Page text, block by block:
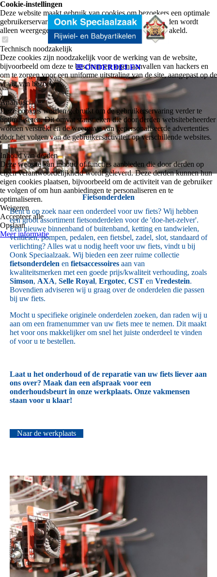
ONDERDELEN
nkel in
Wintersw
ijk
Fietsonderdelen
Bent u op zoek naar een onderdeel voor uw fiets? Wij hebben
een groot assortiment fietsonderdelen voor de 'doe-het-zelver'.
Een nieuwe binnenband of buitenband, ketting en tandwielen,
ventielen, pompen, pedalen, een fietsbel, zadel, slot, standaard of
verlichting? Alles wat u nodig heeft voor uw fiets, vindt u bij
Oonk Speciaalzaak. Wij bieden een zeer ruime collectie
fietsonderdelen en fietsaccessoires aan van
kwaliteitsmerken met een goede prijs/kwaliteit verhouding, zoals
Simson, AXA, Selle Royal, Ergotec, CST en Vredestein.
Bovendien adviseren wij u graag over de onderdelen die passen
bij uw fiets.
Mocht u specifieke originele onderdelen zoeken, dan raden wij u
aan om een framenummer van uw fiets mee te nemen. Dit maakt
het voor ons makkelijker om snel het juiste onderdeel te vinden
of voor u te bestellen.
Laat u het onderhoud of de reparatie van uw fiets liever aan
ons over? Maak dan een afspraak voor een
onderhoudsbeurt in onze werkplaats. Onze vakmensen
staan voor u klaar!
Naar de werkplaats
Cookie-instellingen
Deze website maakt gebruik van cookies om bezoekers een optimale
gebruikerservaring te bieden. Bepaalde inhoud van derden wordt
alleen weergegeven als "Inhoud van derden" is ingeschakeld.
Technisch noodzakelijk
Deze cookies zijn noodzakelijk voor de werking van de website,
bijvoorbeeld om deze te beschermen tegen aanvallen van hackers en
om te zorgen voor een uniforme uitstraling van de site, aangepast op de
vraag van bezoekers.
Analytisch
Deze cookies worden gebruikt om de gebruikerservaring verder te
optimaliseren. Dit omvat statistieken die door derden websitebeheerder
worden verstrekt en de weergave van gepersonaliseerde advertenties
door het volgen van de gebruikersactiviteit op verschillende websites.
Inhoud van derden
Deze website kan inhoud of functies aanbieden die door derden op
eigen verantwoordelijkheid wordt geleverd. Deze derden kunnen hun
eigen cookies plaatsen, bijvoorbeeld om de activiteit van de gebruiker
te volgen of om hun aanbiedingen te personaliseren en te
optimaliseren.
Weigeren
Accepteer alle
Opslaan
Meer informatie